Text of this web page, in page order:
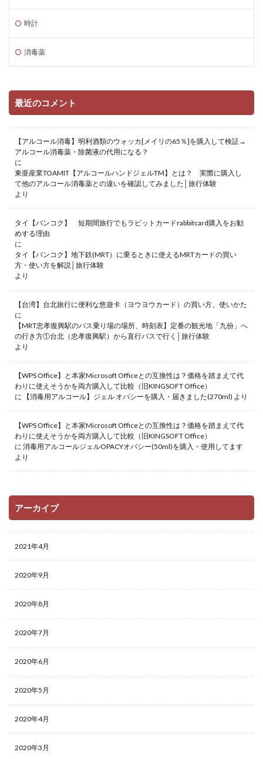
時計
消毒薬
最近のコメント
【アルコール消毒】明利酒類のウォッカ[メイリの65％]を購入して検証→
アルコール消毒薬・除菌液の代用になる？
に
東亜産業TOAMIT【アルコールハンドジェルTM】とは？ 実際に購入し
て他のアルコール消毒薬との違いを確認してみました│旅行体験
より
タイ【バンコク】 短期間旅行でもラビットカードrabbitcard購入をお勧
めする理由
に
タイ【バンコク】地下鉄(MRT）に乗るときに使えるMRTカードの買い
方・使い方を解説│旅行体験
より
【台湾】台北旅行に便利な悠遊卡（ヨウヨウカード）の買い方、使いかた
に
【MRT忠孝復興駅のバス乗り場の場所、時刻表】定番の観光地「九份」へ
の行き方①台北（忠孝復興駅）から直行バスで行く│旅行体験
より
【WPS Office】と本家Microsoft Officeとの互換性は？価格を踏まえて代
わりに使えそうかを両方購入して比較（旧KINGSOFT Office）
に
【消毒用アルコール】ジェル オパシーを購入・届きました(270ml) より
【WPS Office】と本家Microsoft Officeとの互換性は？価格を踏まえて代
わりに使えそうかを両方購入して比較（旧KINGSOFT Office）
に 消毒用アルコールジェルOPACYオパシー(50ml)を購入・使用してます
より
アーカイブ
2021年4月
2020年9月
2020年8月
2020年7月
2020年6月
2020年5月
2020年4月
2020年3月